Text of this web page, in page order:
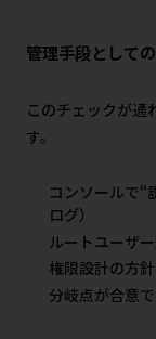
管理手段として
このチェックが通
す。
コンソールで“
ログ）
ルートユーザ
権限設計の方
分岐点が合意